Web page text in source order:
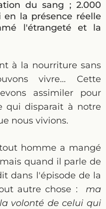
du sang ; 2.000
en la présence réelle
l'étrangeté et la
à la nourriture sans
vivre… Cette
assimiler pour
qui disparait à notre
nous vivions.
homme a mangé
quand il parle de
dans l'épisode de la
autre chose : ma
volonté de celui qui